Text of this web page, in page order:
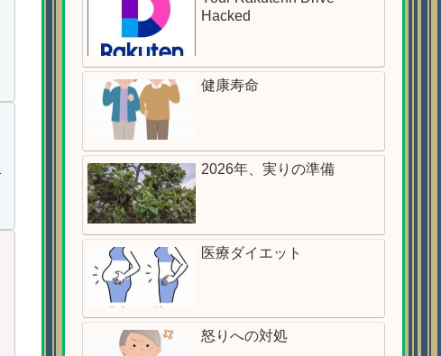
Hacked
健康寿命
2026年、実りの準備
医療ダイエット
怒りへの対処